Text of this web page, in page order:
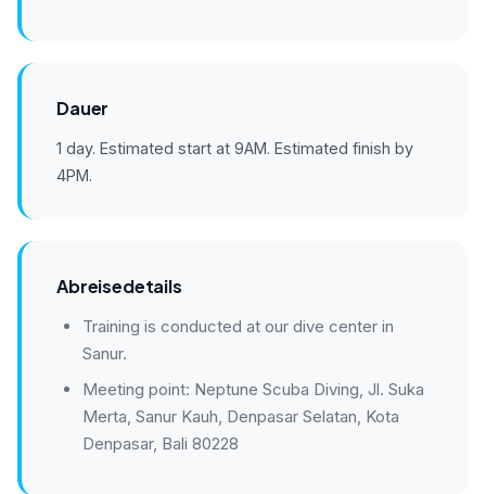
Dauer
1 day. Estimated start at 9AM. Estimated finish by
4PM.
Abreisedetails
Training is conducted at our dive center in
Sanur.
Meeting point: Neptune Scuba Diving, Jl. Suka
Merta, Sanur Kauh, Denpasar Selatan, Kota
Denpasar, Bali 80228